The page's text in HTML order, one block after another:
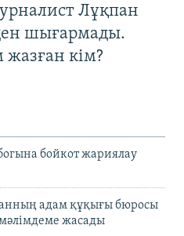
Лұқпан
шығармады.
кім?
бойкот жариялау
адам құқығы бюросы
жасады